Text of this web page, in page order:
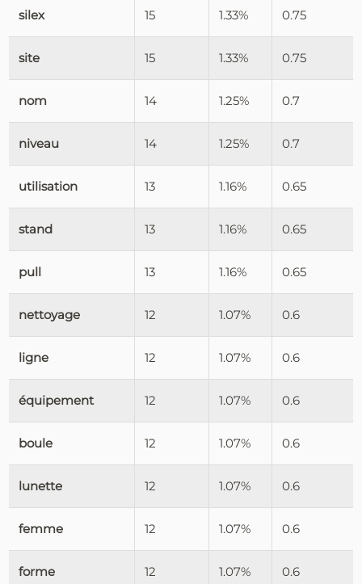
silex 15 1.33% 0.75
site 15 1.33% 0.75
nom 14 1.25% 0.7
niveau 14 1.25% 0.7
utilisation 13 1.16% 0.65
stand 13 1.16% 0.65
pull 13 1.16% 0.65
nettoyage 12 1.07% 0.6
ligne 12 1.07% 0.6
équipement 12 1.07% 0.6
boule 12 1.07% 0.6
lunette 12 1.07% 0.6
femme 12 1.07% 0.6
forme 12 1.07% 0.6